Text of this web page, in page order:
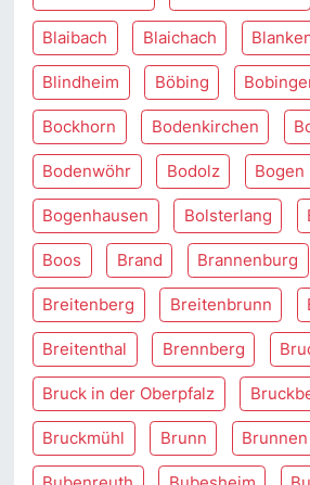
Blaibach Blaichach
Blindheim Böbing
Bockhorn Bodenkirchen
Bodenwöhr Bodolz Bogen
Bogenhausen Bolsterlang
Boos Brand Brannenburg
Breitenberg Breitenbrunn
Breitenthal Brennberg
Bruck in der Oberpfalz
Bruckmühl Brunn Brunnen